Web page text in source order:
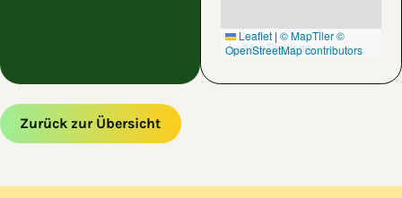
Leaflet | © MapTiler©
OpenStreetMap contributors
Zurück zur Übersicht